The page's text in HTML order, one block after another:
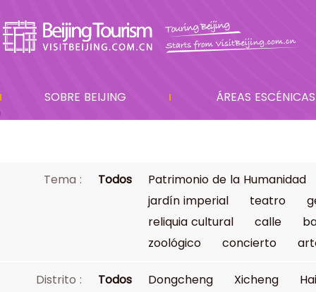
SOBRE BEIJING ÁREAS ESCÉNICAS
Tema : Todos
Patrimonio de la Humanidad
jardín imperial
teatro
reliquia cultural
calle
zoológico
concierto
Distrito : Todos Dongcheng Xicheng